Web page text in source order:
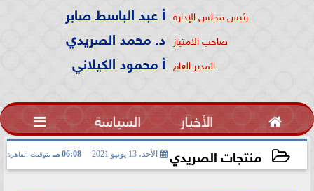
رئيس مجلس الإدارة أ عبد الباسط صابر
صاحب الامتياز د. محمد الصريدي
المدير العام أ محمود الكيلاني
 الأخبار السياسة 
منتجات الصريدي الأحد، 13 يونيو 2021 06:08 مـ بتوقيت القاهرة